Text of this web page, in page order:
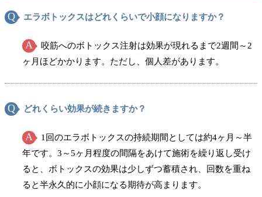
エラボトックスはどれくらいで小顔になりますか？
咬筋へのボトックス注射は効果が現れるまで2週間～2
ヶ月ほどかかります。ただし、個人差があります。
どれくらい効果が続きますか？
1回のエラボトックスの持続期間としては約4ヶ月～半
年です。3～5ヶ月程度の間隔をあけて施術を繰り返し受け
ると、ボトックスの効果は少しずつ蓄積され、回数を重ね
ると半永久的に小顔になる期待が高まります。